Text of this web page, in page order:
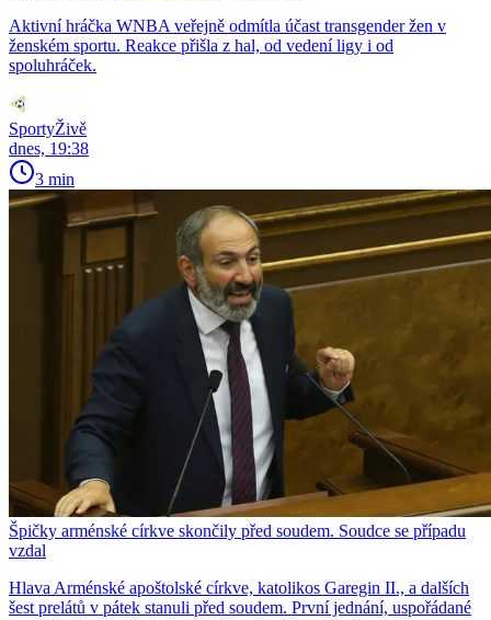
Aktivní hráčka WNBA veřejně odmítla účast transgender žen v
ženském sportu. Reakce přišla z hal, od vedení ligy i od
spoluhráček.
SportyŽivě
dnes, 19:38
3 min
Špičky arménské církve skončily před soudem. Soudce se případu
vzdal
Hlava Arménské apoštolské církve, katolikos Garegin II., a dalších
šest prelátů v pátek stanuli před soudem. První jednání, uspořádané